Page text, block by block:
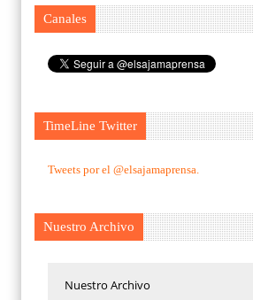
Canales
TimeLine Twitter
Tweets por el @elsajamaprensa.
Nuestro Archivo